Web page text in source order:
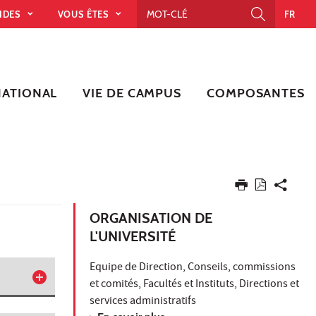
VOUS ÊTES FR
VIE DE CAMPUS COMPOSANTES
ORGANISATION DE
L'UNIVERSITÉ
Equipe de Direction, Conseils, commissions
et comités, Facultés et Instituts, Directions et
services administratifs